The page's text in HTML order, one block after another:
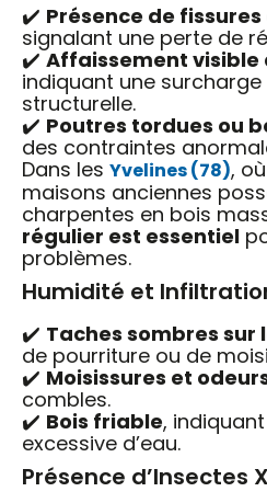
✔️ Présence de
signalant une perte de
✔️Affaissement visible
indiquant une
structurelle.
✔️ Poutres tordues ou
des contraintes
Dans les Yvelines (78),
maisons anciennes
charpentes en bois
régulier est essentiel
problèmes.
Humidité et
✔️ Taches sombres sur
de pourriture ou de
✔️ Moisissures et
combles.
✔️ Bois friable,
excessive d’eau.
Présence d’Insectes